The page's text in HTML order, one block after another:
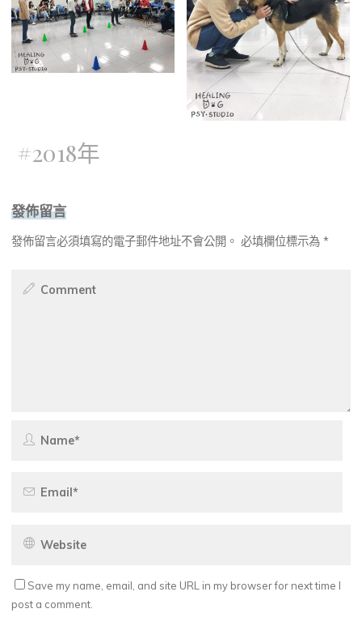
#2018年
發佈留言
發佈留言必須填寫的電子郵件地址不會公開。 必填欄位標示為*
Save my name, email, and site URL in my browser for next time I
post a comment.